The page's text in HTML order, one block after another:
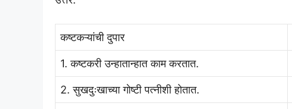
कष्टकऱ्यांची दुपार
1. कष्टकरी उन्हातान्हात काम करतात.
2. सुखदुःखाच्या गोष्टी पत्नीशी होतात.